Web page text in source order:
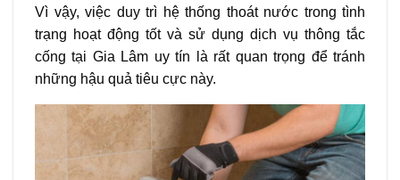
Vì vậy, việc duy trì hệ thống thoát nước trong tình
trạng hoạt động tốt và sử dụng dịch vụ thông tắc
cống tại Gia Lâm uy tín là rất quan trọng để tránh
những hậu quả tiêu cực này.